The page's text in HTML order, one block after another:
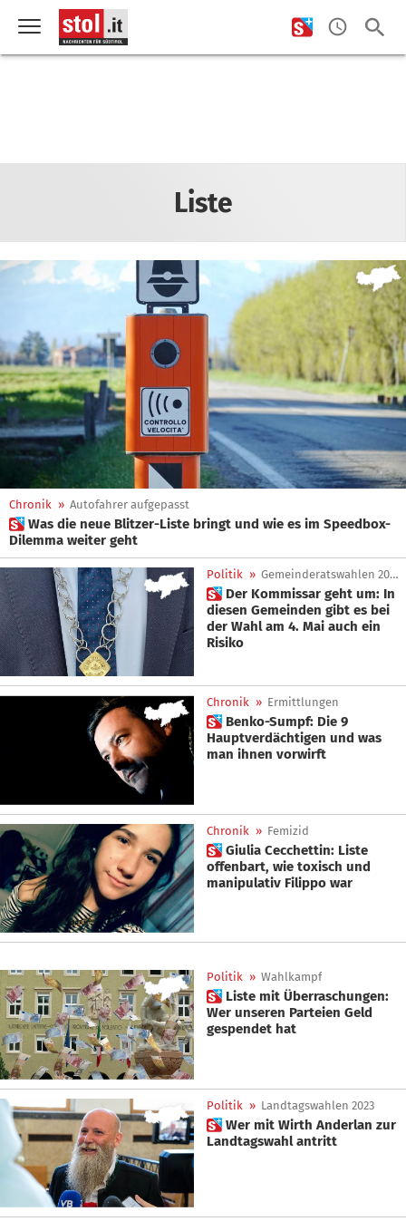
Liste
Chronik » Autofahrer aufgepasst
 Was die neue Blitzer-Liste bringt und wie es im Speedbox-
Dilemma weiter geht
Politik » Gemeinderatswahlen 2025
 Der Kommissar geht um: In
diesen Gemeinden gibt es bei
der Wahl am 4. Mai auch ein
Risiko
Chronik » Ermittlungen
 Benko-Sumpf: Die 9
Hauptverdächtigen und was
man ihnen vorwirft
Chronik » Femizid
 Giulia Cecchettin: Liste
offenbart, wie toxisch und
manipulativ Filippo war
Politik » Wahlkampf
 Liste mit Überraschungen:
Wer unseren Parteien Geld
gespendet hat
Politik » Landtagswahlen 2023
 Wer mit Wirth Anderlan zur
Landtagswahl antritt